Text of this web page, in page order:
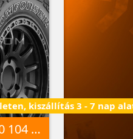
kiszállítás 3 - 7 nap
235/70R16 CF1100 104 S M+S